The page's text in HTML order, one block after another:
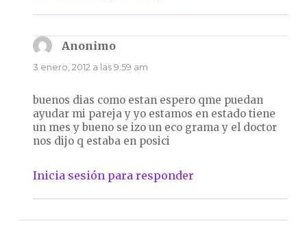
Anonimodice:
3 enero, 2012 a las 9:59 am
buenos dias como estan espero qme puedan
ayudar mi pareja y yo estamos en estado tiene
un mes y bueno se izo un eco grama y el doctor
nos dijo q estaba en posici
Inicia sesión para responder